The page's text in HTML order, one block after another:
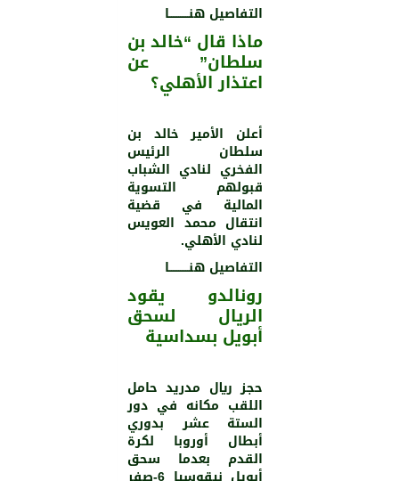
التفاصيل هنـــــــــــا
ماذا قال “خالد بن
سلطان” عن
اعتذار الأهلي؟
أعلن الأمير خالد بن
سلطان الرئيس
الفخري لنادي الشباب
قبولهم التسوية
المالية في قضية
انتقال محمد العويس
لنادي الأهلي.
التفاصيل هنـــــــــــا
رونالدو يقود
الريال لسحق
أبويل بسداسية
حجز ريال مدريد حامل
اللقب مكانه في دور
الستة عشر بدوري
أبطال أوروبا لكرة
القدم بعدما سحق